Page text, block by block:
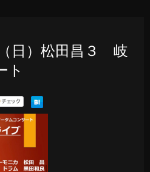
日）松田昌３ 岐
ト